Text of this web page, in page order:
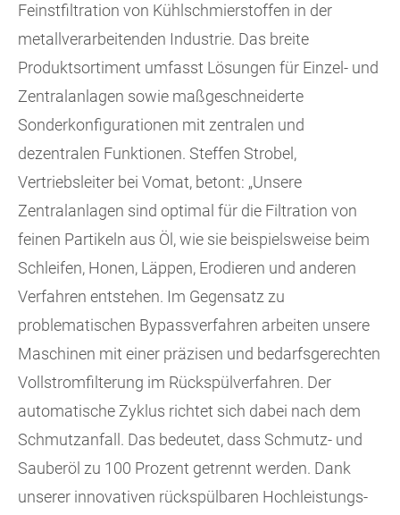
Feinstfiltration von Kühlschmierstoffen in der
metallverarbeitenden Industrie. Das breite
Produktsortiment umfasst Lösungen für Einzel- und
Zentralanlagen sowie maßgeschneiderte
Sonderkonfigurationen mit zentralen und
dezentralen Funktionen. Steffen Strobel,
Vertriebsleiter bei Vomat, betont: „Unsere
Zentralanlagen sind optimal für die Filtration von
feinen Partikeln aus Öl, wie sie beispielsweise beim
Schleifen, Honen, Läppen, Erodieren und anderen
Verfahren entstehen. Im Gegensatz zu
problematischen Bypassverfahren arbeiten unsere
Maschinen mit einer präzisen und bedarfsgerechten
Vollstromfilterung im Rückspülverfahren. Der
automatische Zyklus richtet sich dabei nach dem
Schmutzanfall. Das bedeutet, dass Schmutz- und
Sauberöl zu 100 Prozent getrennt werden. Dank
unserer innovativen rückspülbaren Hochleistungs-